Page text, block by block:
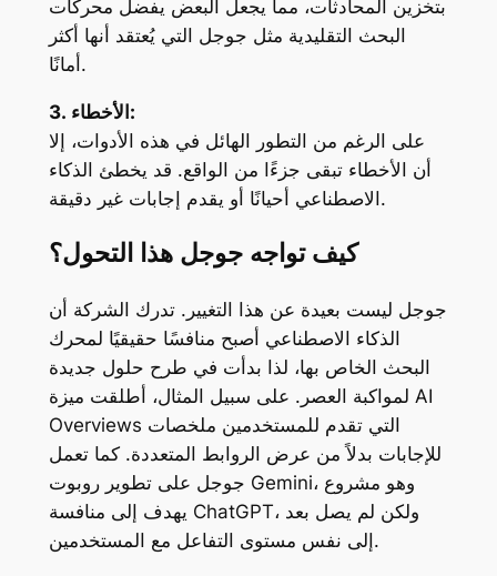
بتخزين المحادثات، مما يجعل البعض يفضل محركات
البحث التقليدية مثل جوجل التي يُعتقد أنها أكثر
أمانًا.
3. الأخطاء:
على الرغم من التطور الهائل في هذه الأدوات، إلا
أن الأخطاء تبقى جزءًا من الواقع. قد يخطئ الذكاء
الاصطناعي أحيانًا أو يقدم إجابات غير دقيقة.
كيف تواجه جوجل هذا التحول؟
جوجل ليست بعيدة عن هذا التغيير. تدرك الشركة أن
الذكاء الاصطناعي أصبح منافسًا حقيقيًا لمحرك
البحث الخاص بها، لذا بدأت في طرح حلول جديدة
AI
Overviews
للإجابات بدلاً من عرض الروابط المتعددة. كما تعمل
Gemini، وهو مشروع
ChatGPT، ولكن لم يصل بعد
إلى نفس مستوى التفاعل مع المستخدمين.